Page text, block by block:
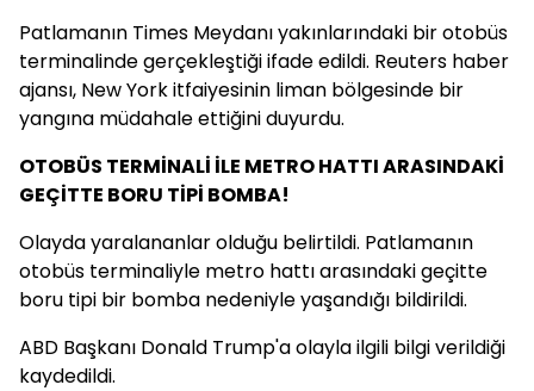
Patlamanın Times Meydanı yakınlarındaki bir otobüs
terminalinde gerçekleştiği ifade edildi. Reuters haber
ajansı, New York itfaiyesinin liman bölgesinde bir
yangına müdahale ettiğini duyurdu.
OTOBÜS TERMİNALİ İLE METRO HATTI ARASINDAKİ
GEÇİTTE BORU TİPİ BOMBA!
Olayda yaralananlar olduğu belirtildi. Patlamanın
otobüs terminaliyle metro hattı arasındaki geçitte
boru tipi bir bomba nedeniyle yaşandığı bildirildi.
ABD Başkanı Donald Trump'a olayla ilgili bilgi verildiği
kaydedildi.